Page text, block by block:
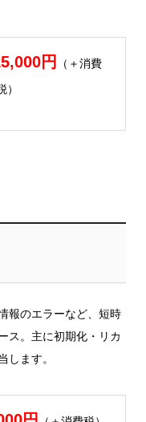
円
（＋消費
）
報のエラーなど、短時
ス。主に初期化・リカ
します。